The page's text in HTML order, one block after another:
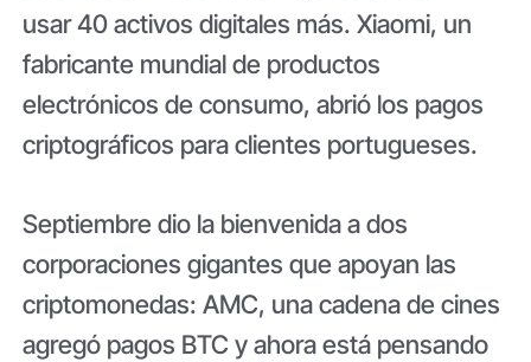
usar 40 activos digitales más. Xiaomi, un
fabricante mundial de productos
electrónicos de consumo, abrió los pagos
criptográficos para clientes portugueses.
Septiembre dio la bienvenida a dos
corporaciones gigantes que apoyan las
criptomonedas: AMC, una cadena de cines
agregó pagos BTC y ahora está pensando